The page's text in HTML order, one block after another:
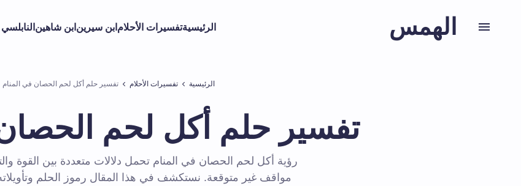
الهمس الرئيسيةتفسيرات الأحلام ابن سيرين ابن شاهين النابلسي
الرئيسية تفسيرات الأحلام تفسير حلم أكل لحم الحصان في المنام
تفسير حلم أكل لحم
رؤية أكل لحم الحصان في المنام تحمل دلالات متعددة بين القوة
مواقف غير متوقعة. نستكشف في هذا المقال رموز الحلم